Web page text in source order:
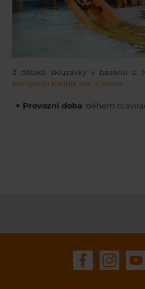
2 dětské skluzavky v bazénu s
komplexu Karibik Kid´s Island.
Provozní doba: během